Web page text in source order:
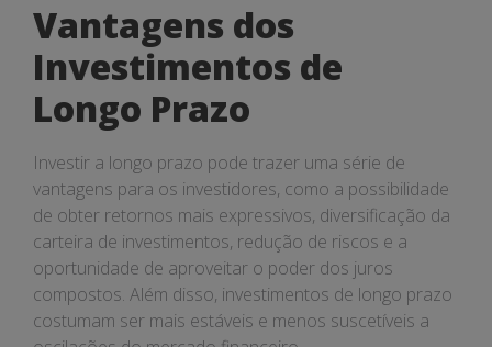
Vantagens dos
Investimentos de
Longo Prazo
Investir a longo prazo pode trazer uma série de
vantagens para os investidores, como a possibilidade
de obter retornos mais expressivos, diversificação da
carteira de investimentos, redução de riscos e a
oportunidade de aproveitar o poder dos juros
compostos. Além disso, investimentos de longo prazo
costumam ser mais estáveis e menos suscetíveis a